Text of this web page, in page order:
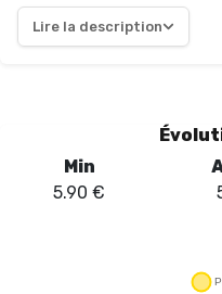
la douceur du kiwi avec
agrémenté d'une note de
vape à la fois douce et
taux de nicotine (0, 5, 10, 15,
Lire la description
Min
5.90 €